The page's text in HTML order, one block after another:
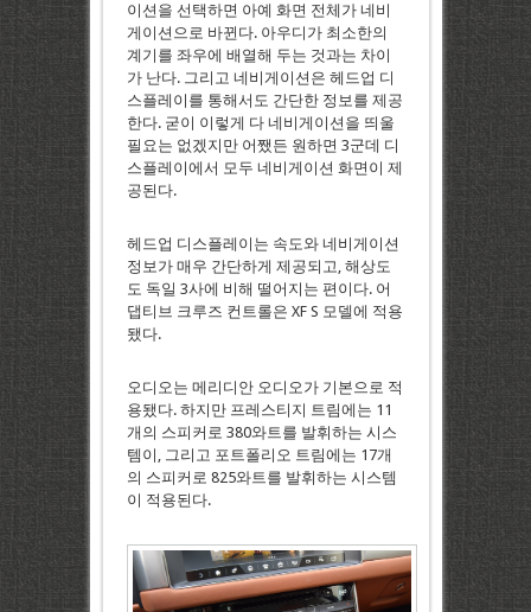
이션을 선택하면 아예 화면 전체가 네비
게이션으로 바뀐다. 아우디가 최소한의
계기를 좌우에 배열해 두는 것과는 차이
가 난다. 그리고 네비게이션은 헤드업 디
스플레이를 통해서도 간단한 정보를 제공
한다. 굳이 이렇게 다 네비게이션을 띄울
필요는 없겠지만 어쨌든 원하면 3군데 디
스플레이에서 모두 네비게이션 화면이 제
공된다.
헤드업 디스플레이는 속도와 네비게이션
정보가 매우 간단하게 제공되고, 해상도
도 독일 3사에 비해 떨어지는 편이다. 어
댑티브 크루즈 컨트롤은 XF S 모델에 적용
됐다.
오디오는 메리디안 오디오가 기본으로 적
용됐다. 하지만 프레스티지 트림에는 11
개의 스피커로 380와트를 발휘하는 시스
템이, 그리고 포트폴리오 트림에는 17개
의 스피커로 825와트를 발휘하는 시스템
이 적용된다.